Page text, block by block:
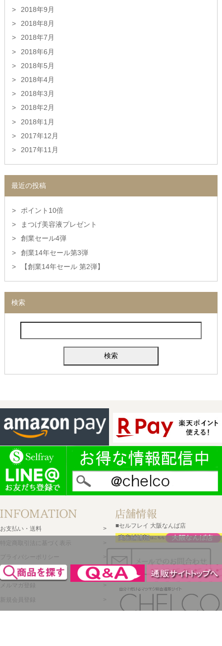
2018年9月
2018年8月
2018年7月
2018年6月
2018年5月
2018年4月
2018年3月
2018年2月
2018年1月
2017年12月
2017年11月
最近の投稿
ポイント10倍
まつげ美容液プレゼント
創業セール4弾
創業14年セール第3弾
【創業14年セール 第2弾】
検索
お支払い・送料
特定商取引法に基づく表示
プライバシーポリシー
会社概要
メルマガ登録
新規会員登録
■セルフレイ 大阪なんば店